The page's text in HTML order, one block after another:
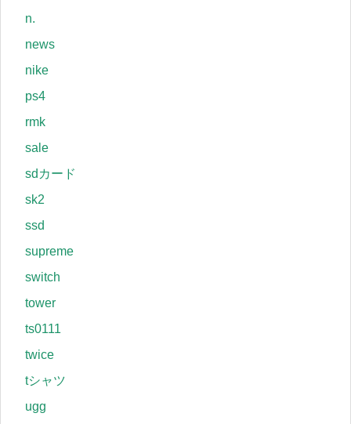
n.
news
nike
ps4
rmk
sale
sdカード
sk2
ssd
supreme
switch
tower
ts0111
twice
tシャツ
ugg